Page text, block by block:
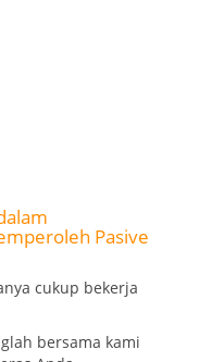
Pasive
cukup bekerja
bersama kami